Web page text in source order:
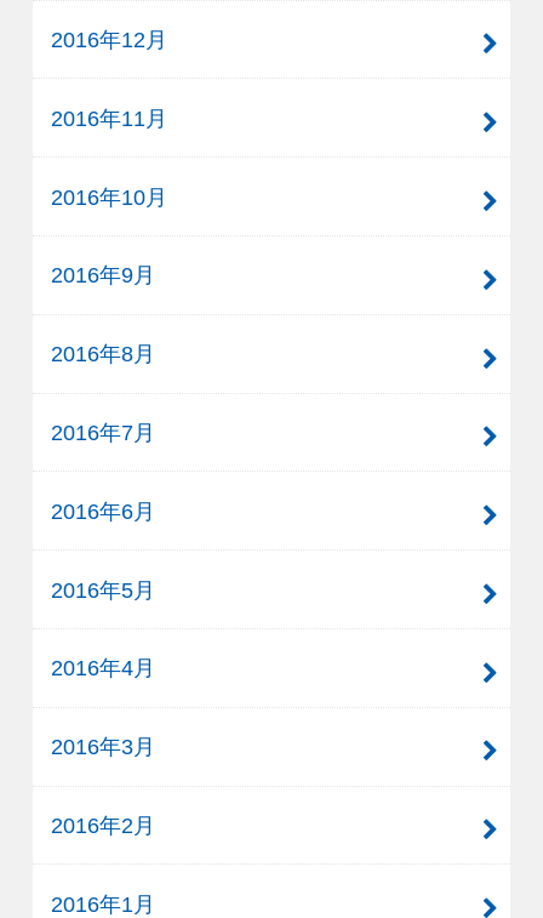
2016年12月
2016年11月
2016年10月
2016年9月
2016年8月
2016年7月
2016年6月
2016年5月
2016年4月
2016年3月
2016年2月
2016年1月